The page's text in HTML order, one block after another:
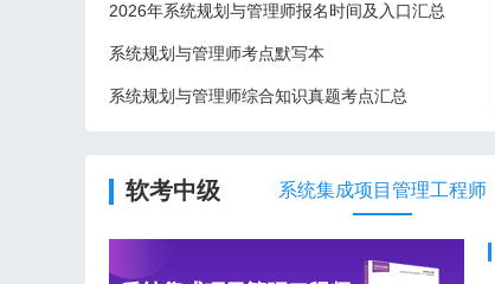
2026年系统规划与管理师报名时间及入口汇总
系统规划与管理师考点默写本
系统规划与管理师综合知识真题考点汇总
软考中级 系统集成项目管理工程师